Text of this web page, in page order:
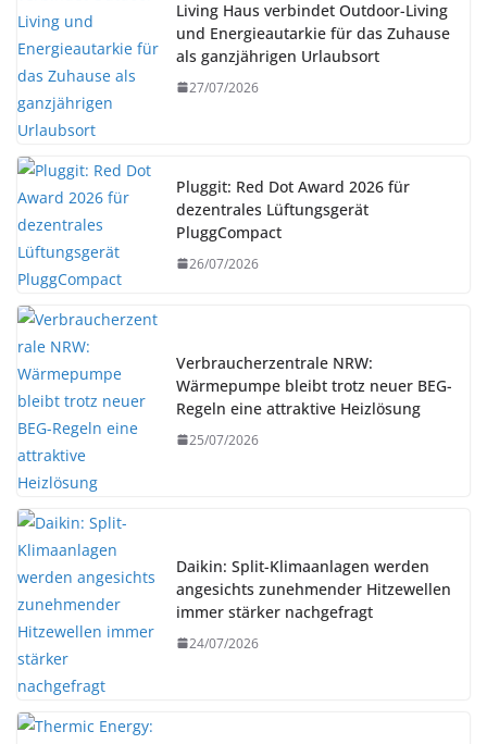
Living Haus verbindet Outdoor-Living
und Energieautarkie für das Zuhause
als ganzjährigen Urlaubsort
27/07/2026
Pluggit: Red Dot Award 2026 für
dezentrales Lüftungsgerät
PluggCompact
26/07/2026
Verbraucherzentrale NRW:
Wärmepumpe bleibt trotz neuer BEG-
Regeln eine attraktive Heizlösung
25/07/2026
Daikin: Split-Klimaanlagen werden
angesichts zunehmender Hitzewellen
immer stärker nachgefragt
24/07/2026